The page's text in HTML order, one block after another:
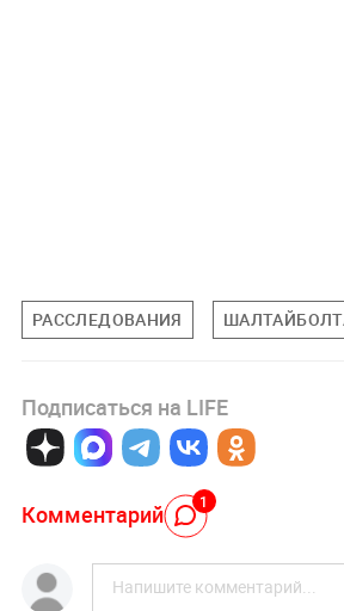
РАССЛЕДОВАНИЯ
Подписаться на LIFE
Комментарий 1